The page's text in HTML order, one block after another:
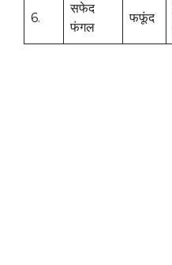
6.
सफेद
फंगल
फफूंद